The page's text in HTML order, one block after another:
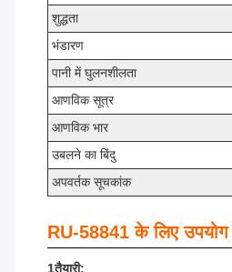
शुद्धता
भंडारण
पानी में घुलनशीलता
आणविक सूत्र
आणविक भार
उबलने का बिंदु
अपवर्तक सूचकांक
RU-58841 के लिए उपयोग
1तैयारी: